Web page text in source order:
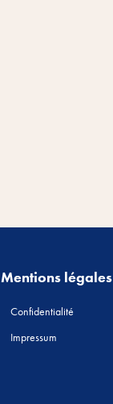
Mentions légales
Confidentialité
Impressum